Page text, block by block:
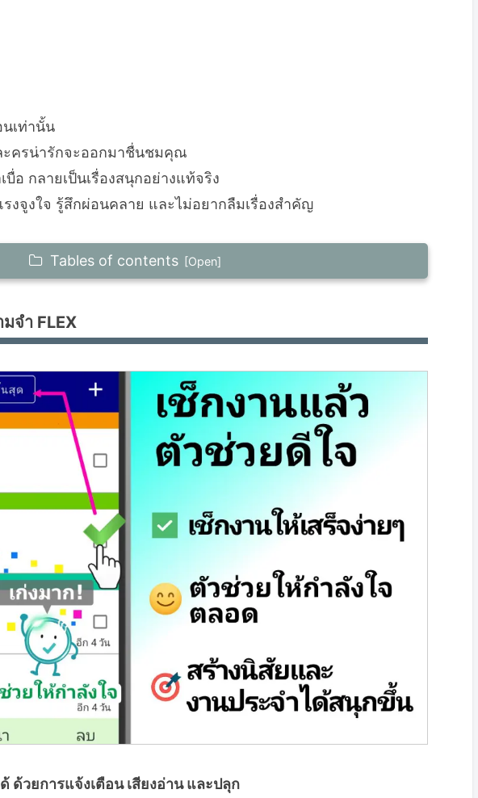
เท่านั้น
ครน่ารักจะออกมาชื่นชมคุณ
อ กลายเป็นเรื่องสนุกอย่างแท้จริง
งจูงใจ รู้สึกผ่อนคลาย และไม่อยากลืมเรื่องสำคัญ
Tables of contents
list และฟีเจอร์เตือนความจำ
จำ FLEX
ด้วยการแจ้งเตือน เสียงอ่าน และปลุก